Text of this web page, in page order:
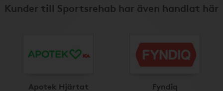
Kunder till Sportsrehab har även handlat här
Apotek Hjärtat Fyndiq